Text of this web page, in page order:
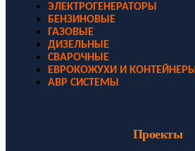
ЭЛЕКТРОГЕНЕРАТОРЫ
БЕНЗИНОВЫЕ
ГАЗОВЫЕ
ДИЗЕЛЬНЫЕ
СВАРОЧНЫЕ
ЕВРОКОЖУХИ И КОНТЕЙНЕРЫ
АВР СИСТЕМЫ
Проекты